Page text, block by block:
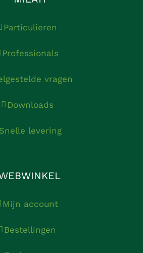
Particulieren
Professionals
vragen
Downloads
Snelle levering
Mijn account
Bestellingen